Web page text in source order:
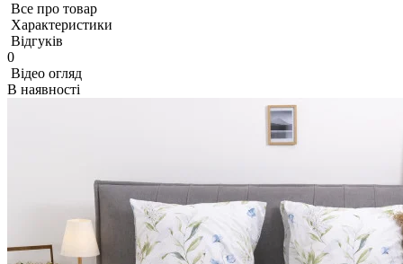
Все про товар
Характеристики
Відгуків
0
Відео огляд
В наявності